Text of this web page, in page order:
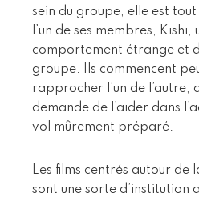
sein du groupe, elle est
l’un de ses membres,
comportement étrange et
groupe. Ils commencent
rapprocher l’un de l’autre,
demande de l’aider dans
vol mûrement préparé.
Les films centrés autour de
sont une sorte d’institution